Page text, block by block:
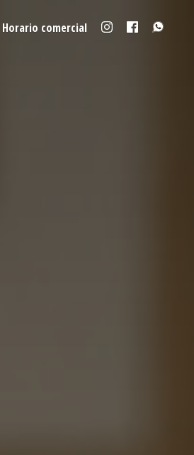
Horario comercial